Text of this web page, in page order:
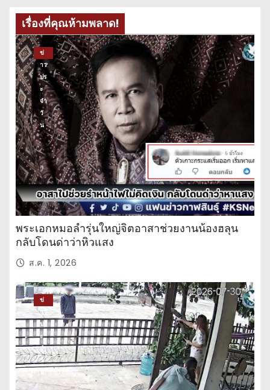
เรื่องที่คุณห้ามพลาด!
ข่
าว
ปร
ะ
จำ
วั
น
พระเอกหมอลำรุ่นใหญ่จิตอาสาช่วยงานน้องฮลุน
กลับโดนด่าว่าหิวแสง
ส.ค. 1, 2026
ข่
าว
ปร
ะ
จำ
วั
น